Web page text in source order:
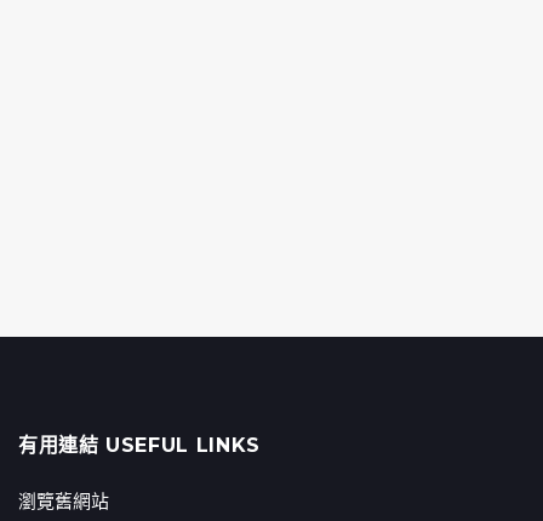
有用連結 USEFUL LINKS
瀏覽舊網站